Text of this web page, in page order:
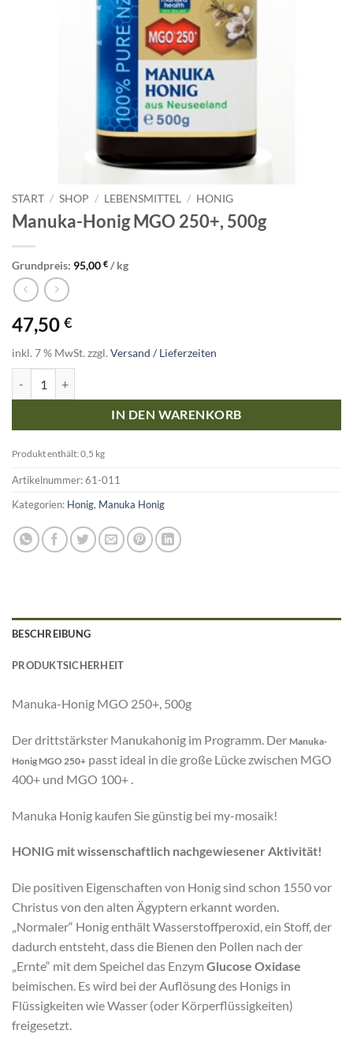
START / SHOP / LEBENSMITTEL / HONIG
Manuka-Honig MGO 250+, 500g
Grundpreis: 95,00 € /kg
47,50 €
inkl. 7 % MwSt. zzgl. Versand / Lieferzeiten
IN DEN WARENKORB
Produkt enthält: 0,5 kg
Artikelnummer:61-011
Kategorien: Honig, Manuka Honig
BESCHREIBUNG
PRODUKTSICHERHEIT
Manuka-Honig MGO 250+, 500g
Der drittstärkster Manukahonig im Programm. Der Manuka-
Honig MGO 250+ passt ideal in die große Lücke zwischen MGO
400+ und MGO 100+ .
Manuka Honig kaufen Sie günstig bei my-mosaik!
HONIG mit wissenschaftlich nachgewiesener Aktivität!
Die positiven Eigenschaften von Honig sind schon 1550 vor
Christus von den alten Ägyptern erkannt worden.
„Normaler“ Honig enthält Wasserstoffperoxid, ein Stoff, der
dadurch entsteht, dass die Bienen den Pollen nach der
„Ernte“ mit dem Speichel das Enzym Glucose Oxidase
beimischen. Es wird bei der Auflösung des Honigs in
Flüssigkeiten wie Wasser (oder Körperflüssigkeiten)
freigesetzt.